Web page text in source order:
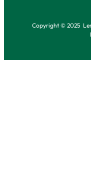
Copyright © 2025